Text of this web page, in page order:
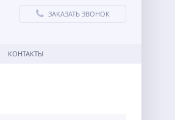
ЗАКАЗАТЬ ЗВОНОК
КОНТАКТЫ